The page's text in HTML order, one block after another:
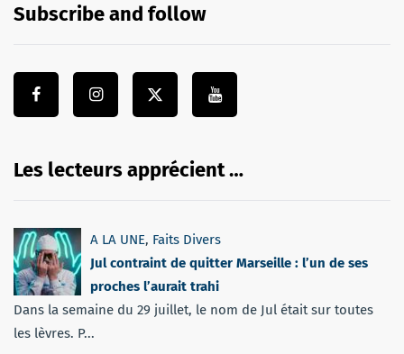
Subscribe and follow
Les lecteurs apprécient …
A LA UNE, Faits Divers
Jul contraint de quitter Marseille : l’un de ses
proches l’aurait trahi
Dans la semaine du 29 juillet, le nom de Jul était sur toutes
les lèvres. P...